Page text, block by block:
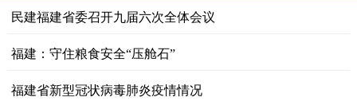
民建福建省委召开九届六次全体会议
福建：守住粮食安全“压舱石”
福建省新型冠状病毒肺炎疫情情况